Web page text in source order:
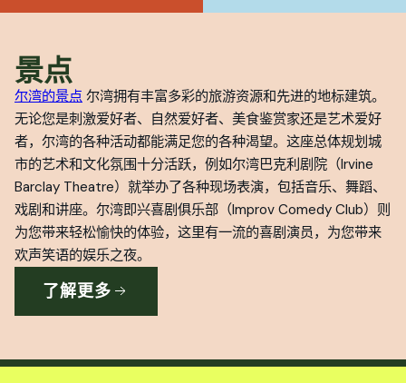
景点
尔湾的景点 尔湾拥有丰富多彩的旅游资源和先进的地标建筑。
无论您是刺激爱好者、自然爱好者、美食鉴赏家还是艺术爱好
者，尔湾的各种活动都能满足您的各种渴望。这座总体规划城
市的艺术和文化氛围十分活跃，例如尔湾巴克利剧院（Irvine
Barclay Theatre）就举办了各种现场表演，包括音乐、舞蹈、
戏剧和讲座。尔湾即兴喜剧俱乐部（Improv Comedy Club）则
为您带来轻松愉快的体验，这里有一流的喜剧演员，为您带来
欢声笑语的娱乐之夜。
了解更多